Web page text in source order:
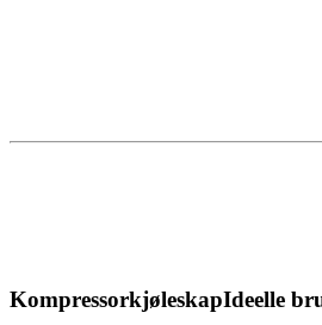
KompressorkjøleskapIdeelle